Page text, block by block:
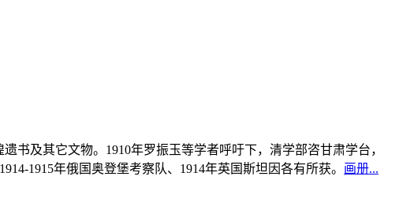
书及其它文物。1910年罗振玉等学者呼吁下，清学部咨甘肃学台，
1915年俄国奥登堡考察队、1914年英国斯坦因各有所获。 画册...